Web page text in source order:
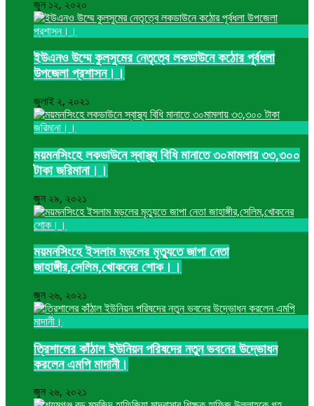
জুন ১২, ২০২০
ইউএনও উম্মে কুলসুমের নেতৃত্বে লকডাউনে কঠোর পূর্বধলা
উপজেলা প্রশাসন।।
জুলাই ২, ২০২১
ময়মনসিংহে লকডাউনে স্বাস্থ্য বিধি মানাতে ৩০মামলায় ৩৩,৩০০
টাকা জরিমানা।।
জুন ২৯, ২০২১
ময়মনসিংহে ইসলাম মড়লের মৃত্যুতে জাপা নেতা
জাহাঙ্গীর,সেলিম,খোকনের শোক।।
জুন ২৬, ২০২১
ত্রিশালের কাঁঠাল ইউনিয়ন পরিষদের নতুন ভবনের উদ্ভোধন
করলেন এমপি মাদানী।
জুন ২৬, ২০২১